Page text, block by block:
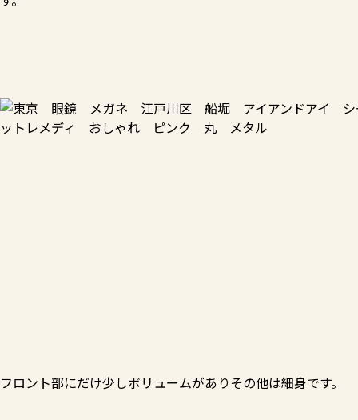
フロント部にだけ少しボリュームがありその他は細身です。